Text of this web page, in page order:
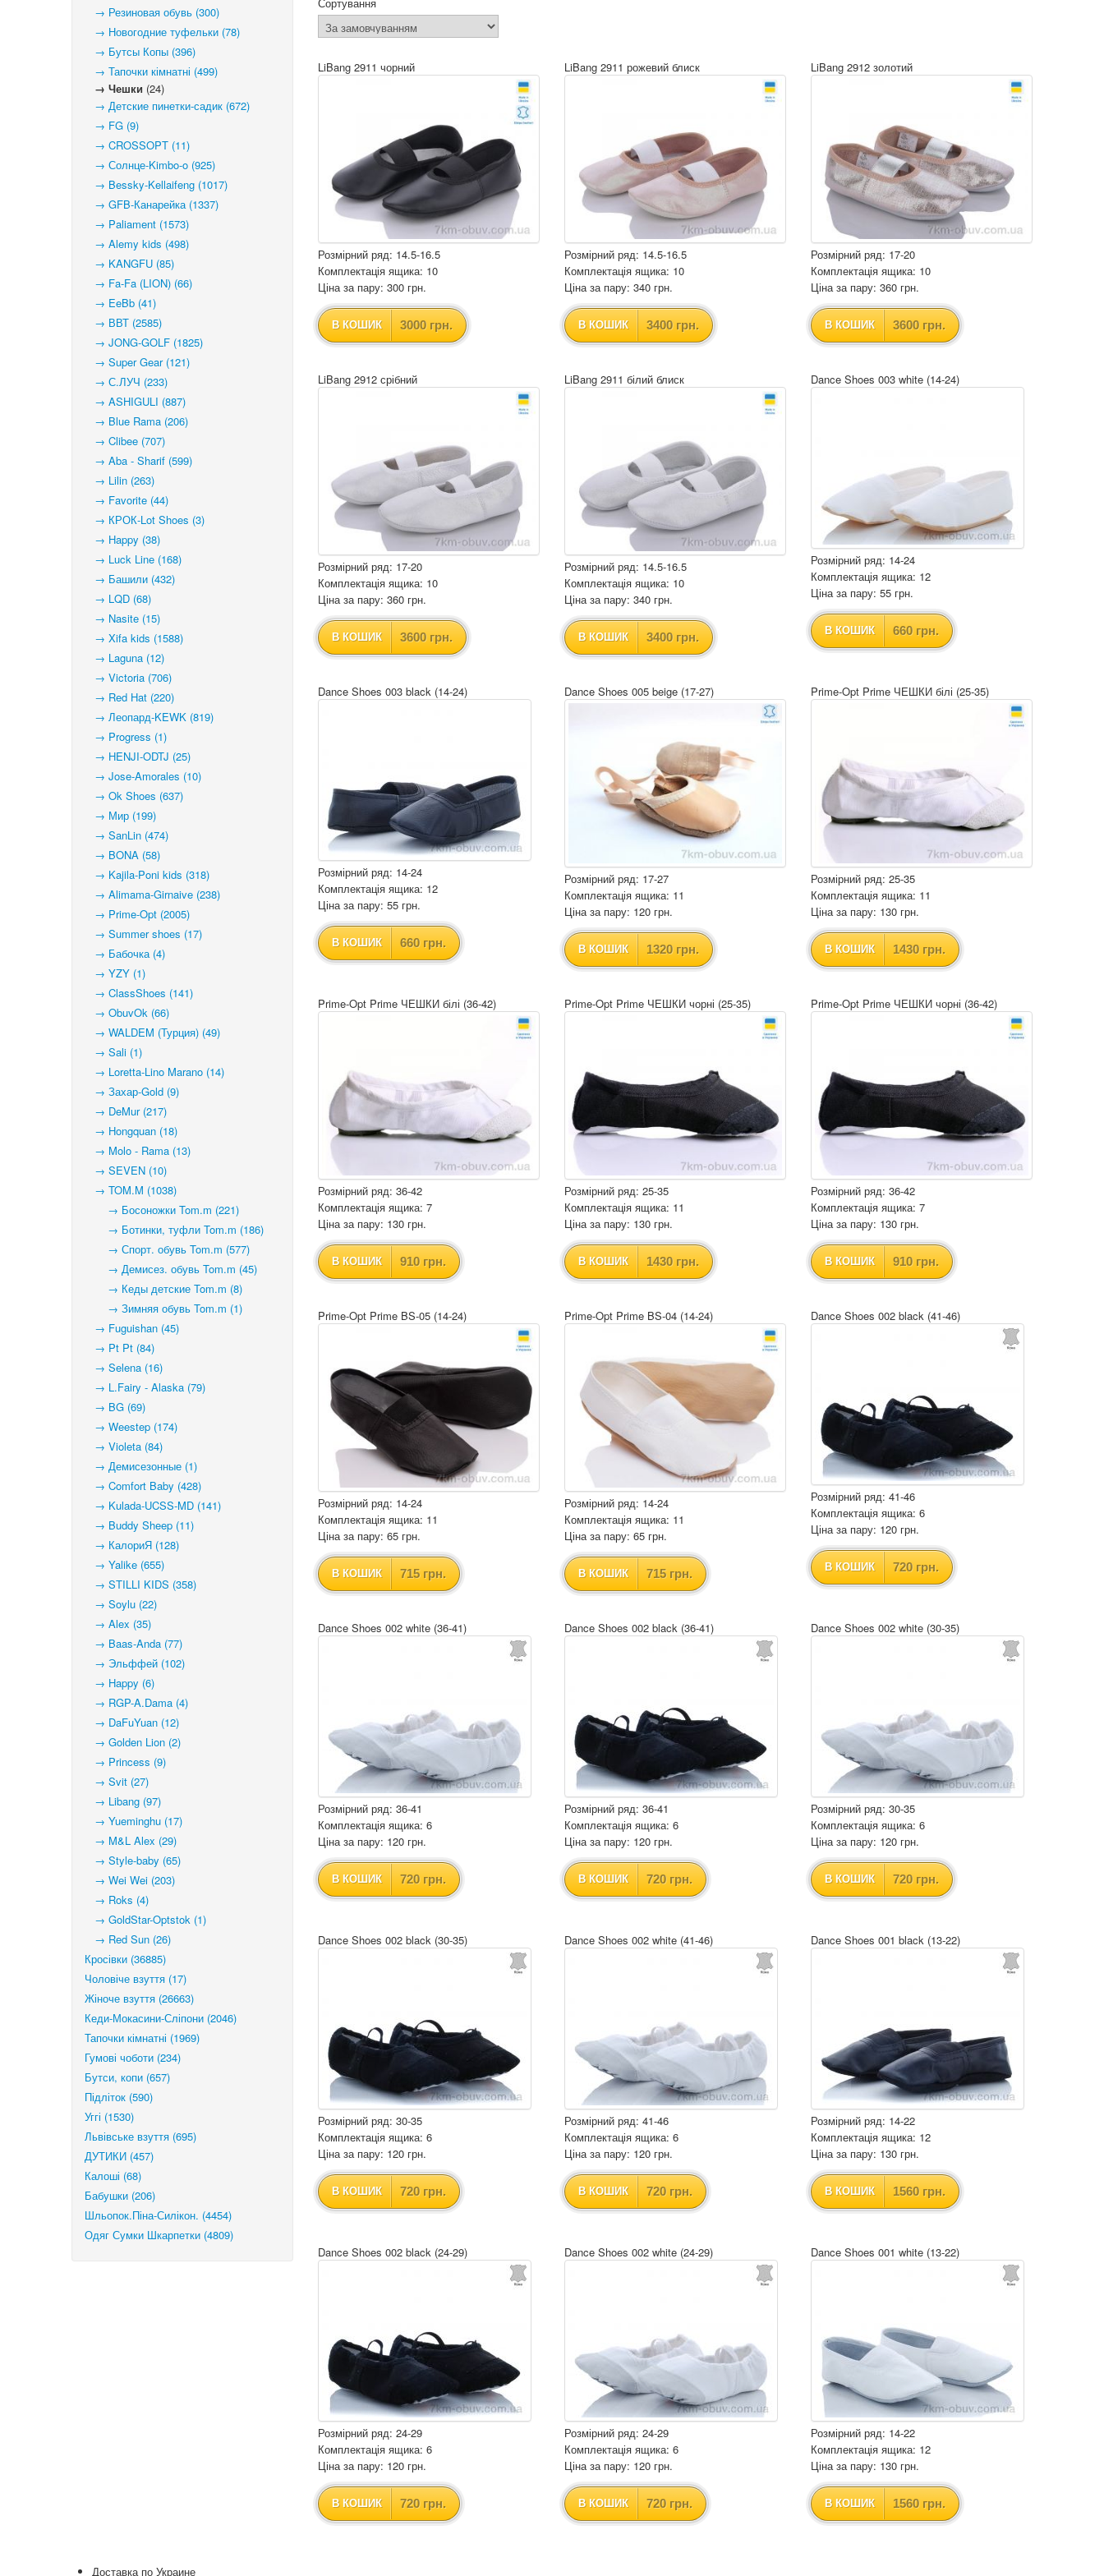
→ Резиновая обувь (300)
→ Новогодние туфельки (78)
→ Бутсы Копы (396)
→ Тапочки кімнатні (499)
→ Чешки (24)
→ Детские пинетки-садик (672)
→ FG (9)
→ CROSSOPT (11)
→ Солнце-Kimbo-o (925)
→ Bessky-Kellaifeng (1017)
→ GFB-Канарейка (1337)
→ Paliament (1573)
→ Alemy kids (498)
→ KANGFU (85)
→ Fa-Fa (LION) (66)
→ EeBb (41)
→ ВВТ (2585)
→ JONG-GOLF (1825)
→ Super Gear (121)
→ С.ЛУЧ (233)
→ ASHIGULI (887)
→ Blue Rama (206)
→ Clibee (707)
→ Aba - Sharif (599)
→ Lilin (263)
→ Favorite (44)
→ КРОК-Lot Shoes (3)
→ Happy (38)
→ Luck Line (168)
→ Башили (432)
→ LQD (68)
→ Nasite (15)
→ Xifa kids (1588)
→ Laguna (12)
→ Victoria (706)
→ Red Hat (220)
→ Леопард-KEWK (819)
→ Progress (1)
→ HENJI-ODTJ (25)
→ Jose-Amorales (10)
→ Ok Shoes (637)
→ Мир (199)
→ SanLin (474)
→ BONA (58)
→ Kajila-Poni kids (318)
→ Alimama-Girnaive (238)
→ Prime-Opt (2005)
→ Summer shoes (17)
→ Бабочка (4)
→ YZY (1)
→ ClassShoes (141)
→ ObuvOk (66)
→ WALDEM (Турция) (49)
→ Sali (1)
→ Loretta-Lino Marano (14)
→ Захар-Gold (9)
→ DeMur (217)
→ Hongquan (18)
→ Molo - Rama (13)
→ SEVEN (10)
→ TOM.M (1038)
→ Босоножки Tom.m (221)
→ Ботинки, туфли Tom.m (186)
→ Спорт. обувь Tom.m (577)
→ Демисез. обувь Tom.m (45)
→ Кеды детские Tom.m (8)
→ Зимняя обувь Tom.m (1)
→ Fuguishan (45)
→ Pt Pt (84)
→ Selena (16)
→ L.Fairy - Alaska (79)
→ BG (69)
→ Weestep (174)
→ Violeta (84)
→ Демисезонные (1)
→ Comfort Baby (428)
→ Kulada-UCSS-MD (141)
→ Buddy Sheep (11)
→ КалориЯ (128)
→ Yalike (655)
→ STILLI KIDS (358)
→ Soylu (22)
→ Alex (35)
→ Baas-Anda (77)
→ Эльффей (102)
→ Happy (6)
→ RGP-A.Dama (4)
→ DaFuYuan (12)
→ Golden Lion (2)
→ Princess (9)
→ Svit (27)
→ Libang (97)
→ Yueminghu (17)
→ M&L Alex (29)
→ Style-baby (65)
→ Wei Wei (203)
→ Roks (4)
→ GoldStar-Optstok (1)
→ Red Sun (26)
Кросівки (36885)
Чоловіче взуття (17)
Жіноче взуття (26663)
Кеди-Мокасини-Сліпони (2046)
Тапочки кімнатні (1969)
Гумові чоботи (234)
Бутси, копи (657)
Підліток (590)
Уггі (1530)
Львівське взуття (695)
ДУТИКИ (457)
Калоші (68)
Бабушки (206)
Шльопок.Піна-Силікон. (4454)
Одяг Сумки Шкарпетки (4809)
LiBang 2911 чорний
Розмірний ряд: 14.5-16.5
Комплектація ящика: 10
Ціна за пару: 300 грн.
В КОШИК 3000 грн.
LiBang 2911 рожевий блиск
Розмірний ряд: 14.5-16.5
Комплектація ящика: 10
Ціна за пару: 340 грн.
В КОШИК 3400 грн.
LiBang 2912 золотий
Розмірний ряд: 17-20
Комплектація ящика: 10
Ціна за пару: 360 грн.
В КОШИК 3600 грн.
LiBang 2912 срібний
Розмірний ряд: 17-20
Комплектація ящика: 10
Ціна за пару: 360 грн.
В КОШИК 3600 грн.
LiBang 2911 білий блиск
Розмірний ряд: 14.5-16.5
Комплектація ящика: 10
Ціна за пару: 340 грн.
В КОШИК 3400 грн.
Dance Shoes 003 white (14-24)
Розмірний ряд: 14-24
Комплектація ящика: 12
Ціна за пару: 55 грн.
В КОШИК 660 грн.
Dance Shoes 003 black (14-24)
Розмірний ряд: 14-24
Комплектація ящика: 12
Ціна за пару: 55 грн.
В КОШИК 660 грн.
Dance Shoes 005 beige (17-27)
Розмірний ряд: 17-27
Комплектація ящика: 11
Ціна за пару: 120 грн.
В КОШИК 1320 грн.
Prime-Opt Prime ЧЕШКИ білі (25-35)
Розмірний ряд: 25-35
Комплектація ящика: 11
Ціна за пару: 130 грн.
В КОШИК 1430 грн.
Prime-Opt Prime ЧЕШКИ білі (36-42)
Розмірний ряд: 36-42
Комплектація ящика: 7
Ціна за пару: 130 грн.
В КОШИК 910 грн.
Prime-Opt Prime ЧЕШКИ чорні (25-35)
Розмірний ряд: 25-35
Комплектація ящика: 11
Ціна за пару: 130 грн.
В КОШИК 1430 грн.
Prime-Opt Prime ЧЕШКИ чорні (36-42)
Розмірний ряд: 36-42
Комплектація ящика: 7
Ціна за пару: 130 грн.
В КОШИК 910 грн.
Prime-Opt Prime BS-05 (14-24)
Розмірний ряд: 14-24
Комплектація ящика: 11
Ціна за пару: 65 грн.
В КОШИК 715 грн.
Prime-Opt Prime BS-04 (14-24)
Розмірний ряд: 14-24
Комплектація ящика: 11
Ціна за пару: 65 грн.
В КОШИК 715 грн.
Dance Shoes 002 black (41-46)
Розмірний ряд: 41-46
Комплектація ящика: 6
Ціна за пару: 120 грн.
В КОШИК 720 грн.
Dance Shoes 002 white (36-41)
Розмірний ряд: 36-41
Комплектація ящика: 6
Ціна за пару: 120 грн.
В КОШИК 720 грн.
Dance Shoes 002 black (36-41)
Розмірний ряд: 36-41
Комплектація ящика: 6
Ціна за пару: 120 грн.
В КОШИК 720 грн.
Dance Shoes 002 white (30-35)
Розмірний ряд: 30-35
Комплектація ящика: 6
Ціна за пару: 120 грн.
В КОШИК 720 грн.
Dance Shoes 002 black (30-35)
Розмірний ряд: 30-35
Комплектація ящика: 6
Ціна за пару: 120 грн.
В КОШИК 720 грн.
Dance Shoes 002 white (41-46)
Розмірний ряд: 41-46
Комплектація ящика: 6
Ціна за пару: 120 грн.
В КОШИК 720 грн.
Dance Shoes 001 black (13-22)
Розмірний ряд: 14-22
Комплектація ящика: 12
Ціна за пару: 130 грн.
В КОШИК 1560 грн.
Dance Shoes 002 black (24-29)
Розмірний ряд: 24-29
Комплектація ящика: 6
Ціна за пару: 120 грн.
В КОШИК 720 грн.
Dance Shoes 002 white (24-29)
Розмірний ряд: 24-29
Комплектація ящика: 6
Ціна за пару: 120 грн.
В КОШИК 720 грн.
Dance Shoes 001 white (13-22)
Розмірний ряд: 14-22
Комплектація ящика: 12
Ціна за пару: 130 грн.
В КОШИК 1560 грн.
Доставка по Украине